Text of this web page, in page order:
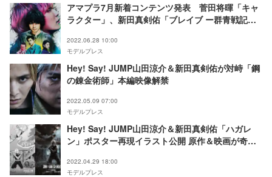
アマプラ7月新着コンテンツ発表 菅田将暉「キャ
ラクター」、新田真剣佑「ブレイブ ー群青戦記
2022.06.28 10:00
モデルプレス
Hey! Say! JUMP山田涼介＆新田真剣佑が対峙「鋼
の錬金術師」本編映像解禁
2022.05.09 07:00
モデルプレス
Hey! Say! JUMP山田涼介＆新田真剣佑「ハガレ
ン」ポスター再現イラスト公開 原作＆映画が奇跡
2022.04.29 18:00
モデルプレス